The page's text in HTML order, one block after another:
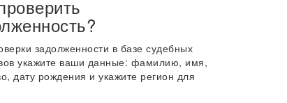
задолженности в базе судебных
укажите ваши данные: фамилию, имя,
дату рождения и укажите регион для